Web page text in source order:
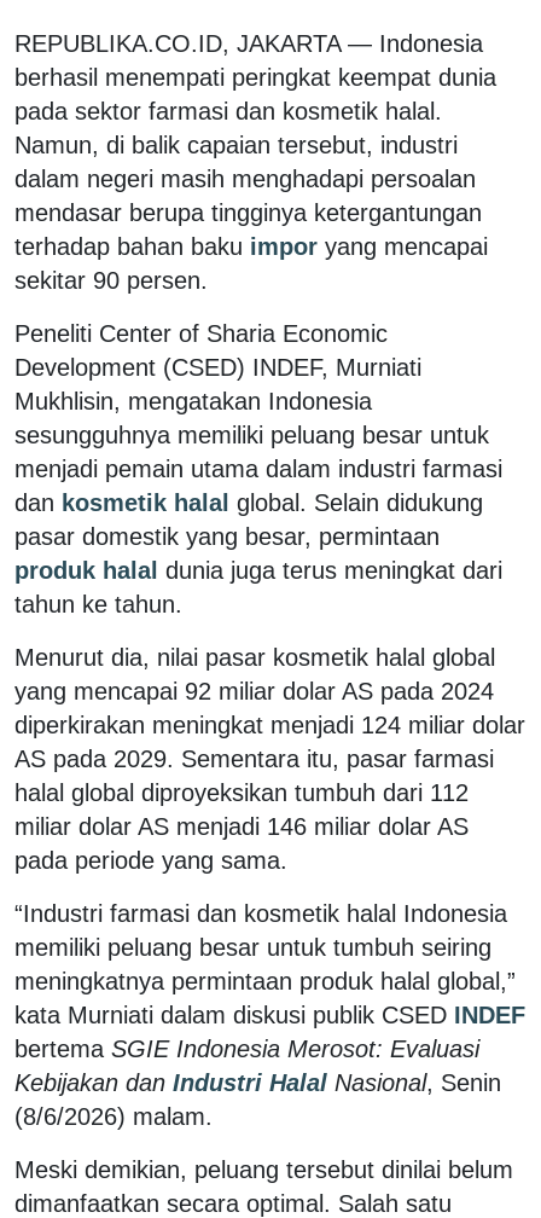
REPUBLIKA.CO.ID, JAKARTA — Indonesia
berhasil menempati peringkat keempat dunia
pada sektor farmasi dan kosmetik halal.
Namun, di balik capaian tersebut, industri
dalam negeri masih menghadapi persoalan
mendasar berupa tingginya ketergantungan
terhadap bahan baku impor yang mencapai
sekitar 90 persen.
Peneliti Center of Sharia Economic
Development (CSED) INDEF, Murniati
Mukhlisin, mengatakan Indonesia
sesungguhnya memiliki peluang besar untuk
menjadi pemain utama dalam industri farmasi
dan kosmetik halal global. Selain didukung
pasar domestik yang besar, permintaan
produk halal dunia juga terus meningkat dari
tahun ke tahun.
Menurut dia, nilai pasar kosmetik halal global
yang mencapai 92 miliar dolar AS pada 2024
diperkirakan meningkat menjadi 124 miliar dolar
AS pada 2029. Sementara itu, pasar farmasi
halal global diproyeksikan tumbuh dari 112
miliar dolar AS menjadi 146 miliar dolar AS
pada periode yang sama.
“Industri farmasi dan kosmetik halal Indonesia
memiliki peluang besar untuk tumbuh seiring
meningkatnya permintaan produk halal global,”
kata Murniati dalam diskusi publik CSED INDEF
bertema SGIE Indonesia Merosot: Evaluasi
Kebijakan dan Industri Halal Nasional, Senin
(8/6/2026) malam.
Meski demikian, peluang tersebut dinilai belum
dimanfaatkan secara optimal. Salah satu